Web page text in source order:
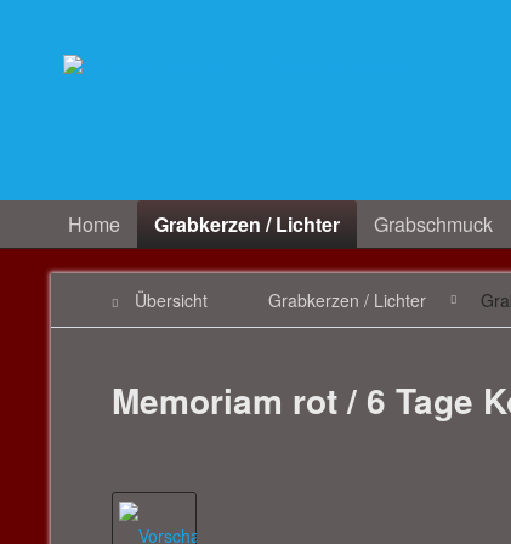
Home Grabkerzen / Lichter Grabschmuck
Übersicht Grabkerzen / Lichter
Memoriam rot / 6 Tage